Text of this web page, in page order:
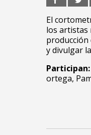
El
los artistas
y divulgar
Participan:
ortega,